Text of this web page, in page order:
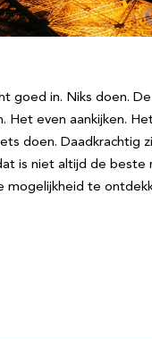
goed in. Niks doen. De
Het even aankijken.
doen. Daadkrachtig
is niet altijd de beste
mogelijkheid te